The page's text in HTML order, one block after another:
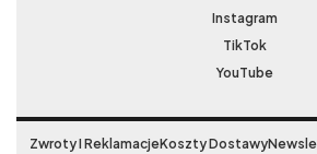
Instagram
TikTok
YouTube
Zwroty I ReklamacjeKoszty Dostawy